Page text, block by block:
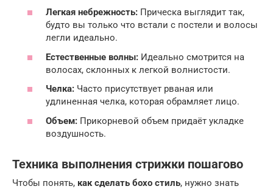
Легкая небрежность: Прическа выглядит так,
будто вы только что встали с постели и волосы
легли идеально.
Естественные волны: Идеально смотрится на
волосах, склонных к легкой волнистости.
Челка: Часто присутствует рваная или
удлиненная челка, которая обрамляет лицо.
Объем: Прикорневой объем придаёт укладке
воздушность.
Техника выполнения стрижки пошагово
Чтобы понять, как сделать бохо стиль, нужно знать